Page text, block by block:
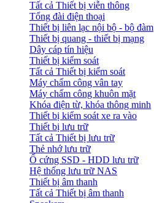
Tất cả Thiết bị viễn thông
Tổng đài điện thoại
Thiết bị liên lạc nội bộ - bộ đàm
Thiết bị quang - thiết bị mạng
Dây cáp tín hiệu
Thiết bị kiểm soát
Tất cả Thiết bị kiểm soát
Máy chấm công vân tay
Máy chấm công khuôn mặt
Khóa điện từ, khóa thông minh
Thiết bị kiểm soát xe ra vào
Thiết bị lưu trữ
Tất cả Thiết bị lưu trữ
Thẻ nhớ lưu trữ
Ổ cứng SSD - HDD lưu trữ
Hệ thống lưu trữ NAS
Thiết bị âm thanh
Tất cả Thiết bị âm thanh